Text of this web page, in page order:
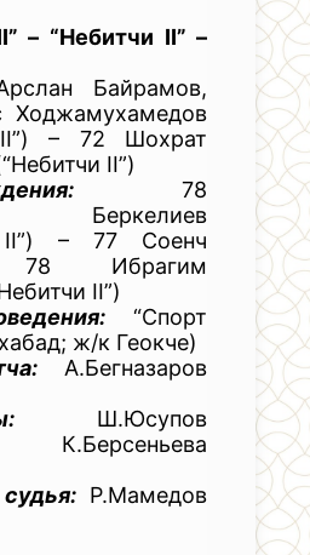
– “Небитчи II” –
Байрамов,
Ходжамухамедов
II”) – 72 Шохрат
II”)
78
Беркелиев
II”) – 77 Соенч
78 Ибрагим
II”)
“Спорт
ж/к Геокче)
А.Бегназаров
Ш.Юсупов
Р.Мамедов